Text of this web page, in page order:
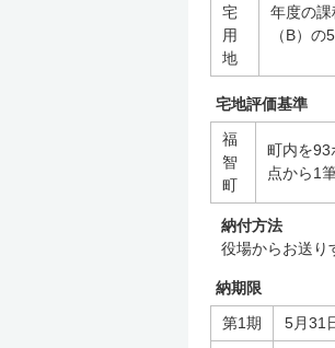
宅
用
地
年度の
（B）の
宅地評価基準
福
智
町
町内を93
点から1
納付方法
役場からお送り
納期限
第1期
5月31